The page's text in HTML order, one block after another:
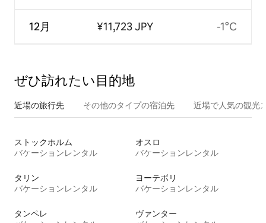
12月 ¥11,723 JPY -1°C
ぜひ訪⁠れ⁠た⁠い目⁠的⁠地
近場の旅行先 その他のタ⁠イ⁠プ⁠の宿⁠泊⁠先 近場で人気の観光
ストックホルム
バケーションレンタル
オスロ
バケーションレンタル
タリン
バケーションレンタル
ヨーテボリ
バケーションレンタル
タンペレ
ヴァンター